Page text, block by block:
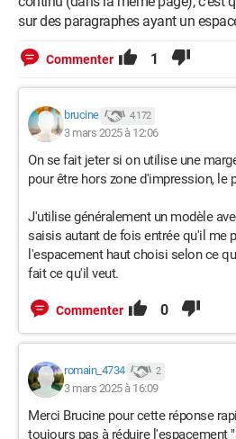
sur des paragraphes ayant un
Commenter 1
brucine 4 172
3 mars 2025 à 12:06
On se fait jeter si on utilise une
pour être hors zone d'impression, le
J'utilise généralement un modèle
saisis autant de fois entrée qu'il me
l'espacement haut choisi selon ce
fait ce qu'il veut.
Commenter 0
romain_4734 2
3 mars 2025 à 16:09
Merci Brucine pour cette réponse
toujours pas à réduire l'espacement